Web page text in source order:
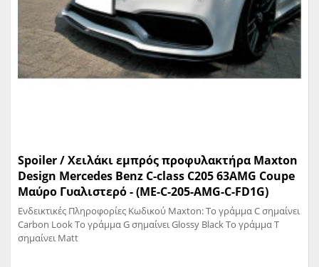
Spoiler / Χειλάκι εμπρός προφυλακτήρα Maxton
Design Mercedes Benz C-class C205 63AMG Coupe
Μαύρο Γυαλιστερό - (ME-C-205-AMG-C-FD1G)
Ενδεικτικές Πληροφορίες Κωδικού Maxton: Το γράμμα C σημαίνει
Carbon Look Το γράμμα G σημαίνει Glossy Black Το γράμμα T
σημαίνει Matt